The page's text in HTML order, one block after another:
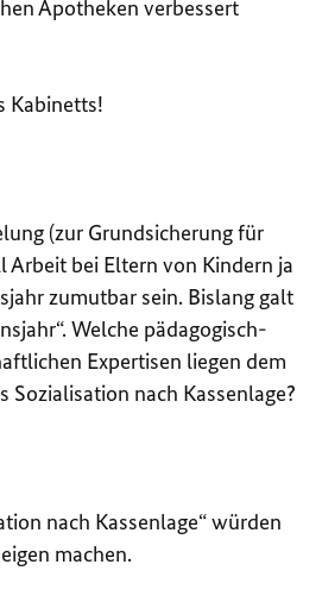
Apotheken verbessert
Kabinetts!
(zur Grundsicherung für
Arbeit bei Eltern von Kindern ja
zumutbar sein. Bislang galt
Welche pädagogisch-
Expertisen liegen dem
Sozialisation nach Kassenlage?
nach Kassenlage“ würden
machen.